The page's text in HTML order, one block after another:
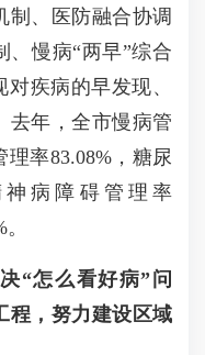
制、医防融合协调
、慢病“两早”综合
对疾病的早发现、
去年，全市慢病管
理率83.08%，糖尿
病障碍管理率
。
“怎么看好病”问
程，努力建设区域